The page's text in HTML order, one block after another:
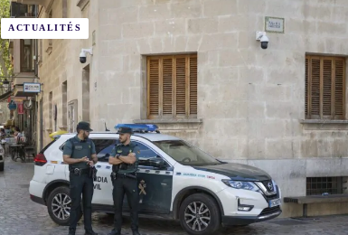
ACTUALITÉS